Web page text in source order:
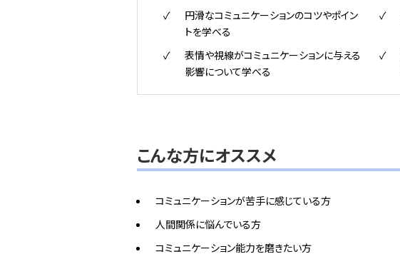
円滑なコミュニケーションのコツやポイン
トを学べる
表情や視線がコミュニケーションに与える
影響について学べる
こんな方にオススメ
コミュニケーションが苦手に感じている方
人間関係に悩んでいる方
コミュニケーション能力を磨きたい方